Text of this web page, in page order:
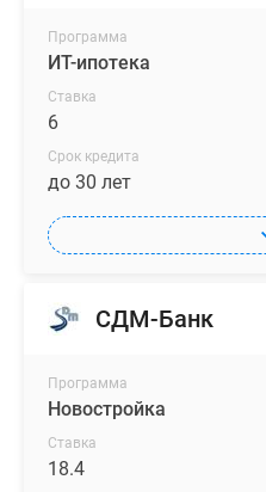
Программа
ИТ-ипотека
Ставка
6
Срок кредита
до 30 лет
СДМ-Банк
Программа
Новостройка
Ставка
18.4